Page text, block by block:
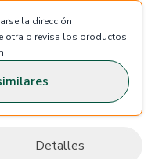
la dirección
otra o revisa los productos
Detalles